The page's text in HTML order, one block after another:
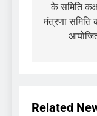
के समिति
मंत्रणा समिति
Related